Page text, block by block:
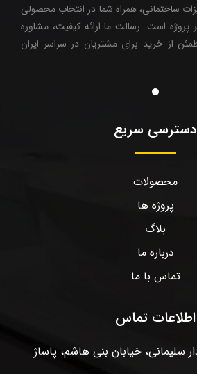
ساختمانی، همراه شما در انتخاب محصولی
پروژه است. رسالت ما ارائه کیفیت، مشاوره
از خرید برای مشتریان در سراسر ایران
دسترسی سریع
محصولات
پروژه ها
بلاگ
درباره ما
تماس با ما
اطلاعات تماس
سلیمانی، خیابان بنی هاشم، پاساژ